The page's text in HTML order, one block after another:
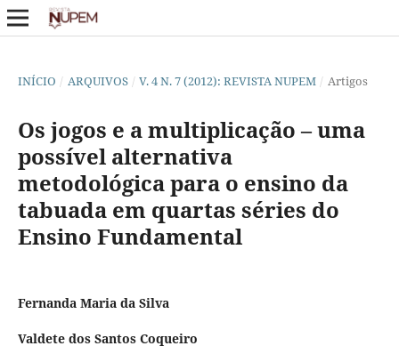
INÍCIO / ARQUIVOS / V. 4 N. 7 (2012): REVISTA NUPEM / Artigos
Os jogos e a multiplicação – uma
possível alternativa
metodológica para o ensino da
tabuada em quartas séries do
Ensino Fundamental
Fernanda Maria da Silva
Valdete dos Santos Coqueiro